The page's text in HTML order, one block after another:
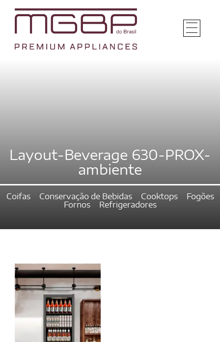
Layout-Beverage 630-PROX-
ambiente
Coifas Conservação de Bebidas Cooktops
Fogões
Fornos
Refrigeradores